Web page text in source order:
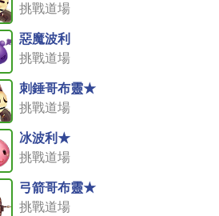
挑戰道場
惡魔波利
挑戰道場
刺錘哥布靈★
挑戰道場
冰波利★
挑戰道場
弓箭哥布靈★
挑戰道場